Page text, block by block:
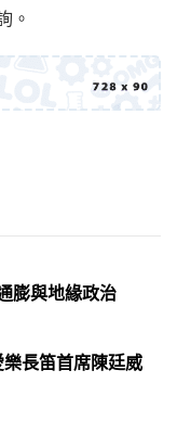
。
膨與地緣政治
樂長笛首席陳廷威